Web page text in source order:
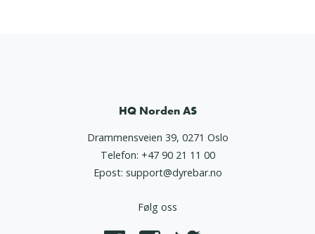
HQ Norden AS
Drammensveien 39, 0271 Oslo
Telefon: +47 90 21 11 00
Epost: support@dyrebar.no
Følg oss